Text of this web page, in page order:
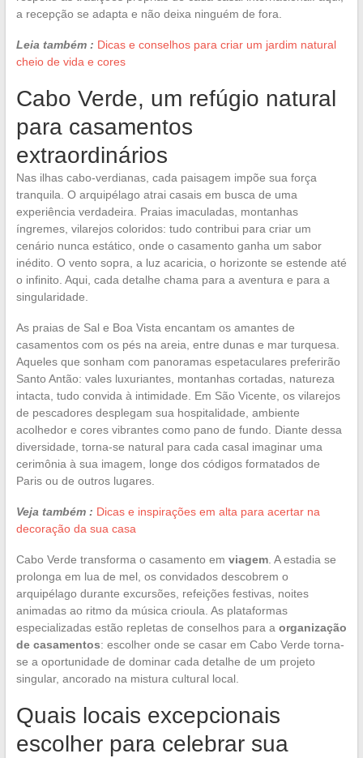
a recepção se adapta e não deixa ninguém de fora.
Leia também : Dicas e conselhos para criar um jardim natural
cheio de vida e cores
Cabo Verde, um refúgio natural
para casamentos
extraordinários
Nas ilhas cabo-verdianas, cada paisagem impõe sua força
tranquila. O arquipélago atrai casais em busca de uma
experiência verdadeira. Praias imaculadas, montanhas
íngremes, vilarejos coloridos: tudo contribui para criar um
cenário nunca estático, onde o casamento ganha um sabor
inédito. O vento sopra, a luz acaricia, o horizonte se estende até
o infinito. Aqui, cada detalhe chama para a aventura e para a
singularidade.
As praias de Sal e Boa Vista encantam os amantes de
casamentos com os pés na areia, entre dunas e mar turquesa.
Aqueles que sonham com panoramas espetaculares preferirão
Santo Antão: vales luxuriantes, montanhas cortadas, natureza
intacta, tudo convida à intimidade. Em São Vicente, os vilarejos
de pescadores desplegam sua hospitalidade, ambiente
acolhedor e cores vibrantes como pano de fundo. Diante dessa
diversidade, torna-se natural para cada casal imaginar uma
cerimônia à sua imagem, longe dos códigos formatados de
Paris ou de outros lugares.
Veja também : Dicas e inspirações em alta para acertar na
decoração da sua casa
Cabo Verde transforma o casamento em viagem. A estadia se
prolonga em lua de mel, os convidados descobrem o
arquipélago durante excursões, refeições festivas, noites
animadas ao ritmo da música crioula. As plataformas
especializadas estão repletas de conselhos para a organização
de casamentos: escolher onde se casar em Cabo Verde torna-
se a oportunidade de dominar cada detalhe de um projeto
singular, ancorado na mistura cultural local.
Quais locais excepcionais
escolher para celebrar sua